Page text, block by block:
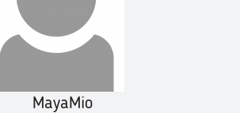
MayaMio